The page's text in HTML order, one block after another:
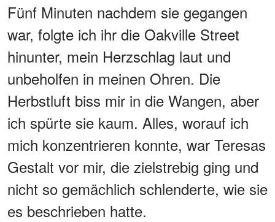
Fünf Minuten nachdem sie gegangen
war, folgte ich ihr die Oakville Street
hinunter, mein Herzschlag laut und
unbeholfen in meinen Ohren. Die
Herbstluft biss mir in die Wangen, aber
ich spürte sie kaum. Alles, worauf ich
mich konzentrieren konnte, war Teresas
Gestalt vor mir, die zielstrebig ging und
nicht so gemächlich schlenderte, wie sie
es beschrieben hatte.